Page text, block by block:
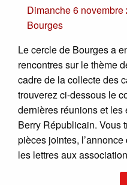
Dimanche 6 novembre
Bourges
Le cercle de Bourges a
rencontres sur le thème
cadre de la collecte des
trouverez ci-dessous le
dernières réunions et
Berry Républicain. Vous
pièces jointes,
les lettres aux